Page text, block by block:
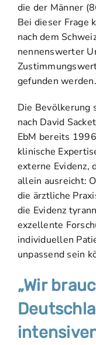
die der Männer
Bei dieser Frage
nach dem
nennenswerter
gefunden werden.
Die Bevölkerung
nach David
EbM bereits
klinische
externe Evidenz,
allein ausreicht:
die ärztliche
die Evidenz
exzellente
individuellen
unpassend sein
„Wir